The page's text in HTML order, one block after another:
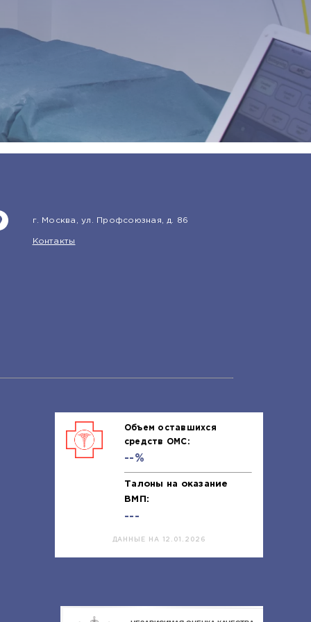
г. Москва, ул. Профсоюзная, д. 86
Контакты
Объем оставшихся
средств ОМС:
--%
Талоны на оказание
ВМП:
---
ДАННЫЕ НА 12.01.2026